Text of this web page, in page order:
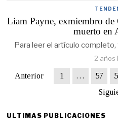
Liam Payne, exmiembro
muerto en
Para leer el artículo
2 años
Anterior 1 … 57
ULTIMAS PUBLICACIONES